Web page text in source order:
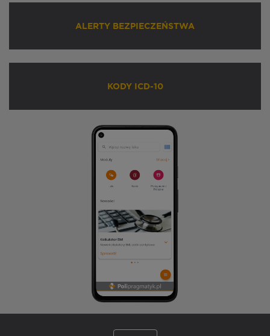
ALERTY BEZPIECZEŃSTWA
KODY ICD-10